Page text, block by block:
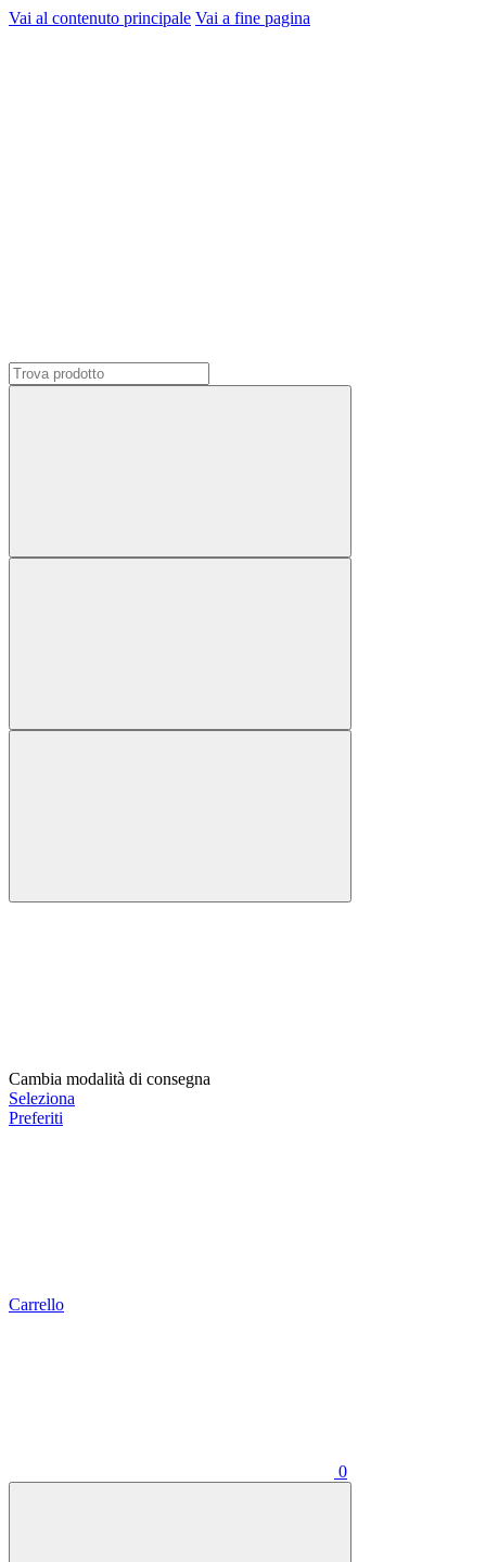
Vai al contenuto principale Vai a fine pagina
Cambia modalità di consegna
Seleziona
Preferiti
Carrello
0